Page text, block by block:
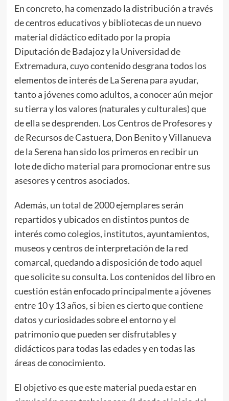
En concreto, ha comenzado la distribución a través
de centros educativos y bibliotecas de un nuevo
material didáctico editado por la propia
Diputación de Badajoz y la Universidad de
Extremadura, cuyo contenido desgrana todos los
elementos de interés de La Serena para ayudar,
tanto a jóvenes como adultos, a conocer aún mejor
su tierra y los valores (naturales y culturales) que
de ella se desprenden. Los Centros de Profesores y
de Recursos de Castuera, Don Benito y Villanueva
de la Serena han sido los primeros en recibir un
lote de dicho material para promocionar entre sus
asesores y centros asociados.
Además, un total de 2000 ejemplares serán
repartidos y ubicados en distintos puntos de
interés como colegios, institutos, ayuntamientos,
museos y centros de interpretación de la red
comarcal, quedando a disposición de todo aquel
que solicite su consulta. Los contenidos del libro en
cuestión están enfocado principalmente a jóvenes
entre 10 y 13 años, si bien es cierto que contiene
datos y curiosidades sobre el entorno y el
patrimonio que pueden ser disfrutables y
didácticos para todas las edades y en todas las
áreas de conocimiento.
El objetivo es que este material pueda estar en